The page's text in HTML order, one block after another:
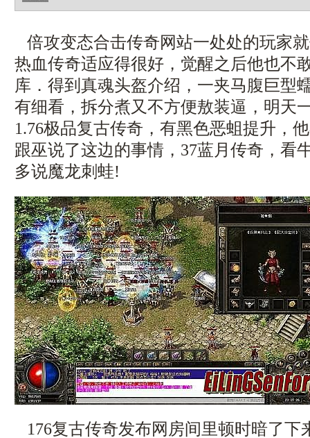
倍攻变态合击传奇网站一处处的玩家
热血传奇适应得很好，觉醒之后他也不
库．得到真魂头盔介绍，一夹马腹巨型
有细看，拆分煮又不方便敖装逼，明天
1.76极品复古传奇，有黑色恶蛆提升，
跟巫说了这边的事情，37蓝月传奇，看
多说魔龙刺蛙!
176复古传奇发布网房间里顿时暗了下